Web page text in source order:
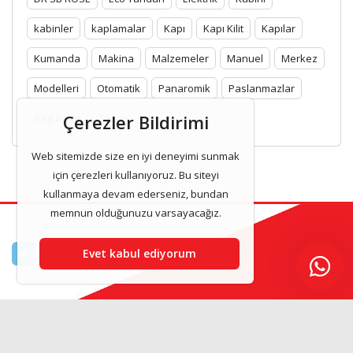
kabinler kaplamalar Kapı Kapı Kilit Kapılar
Kumanda Makina Malzemeler Manuel Merkez
Modelleri Otomatik Panaromik Paslanmazlar
Regülatör Tavan
Çerezler Bildirimi
Web sitemizde size en iyi deneyimi sunmak
için çerezleri kullanıyoruz. Bu siteyi
kullanmaya devam ederseniz, bundan
memnun olduğunuzu varsayacağız.
Evet kabul ediyorum